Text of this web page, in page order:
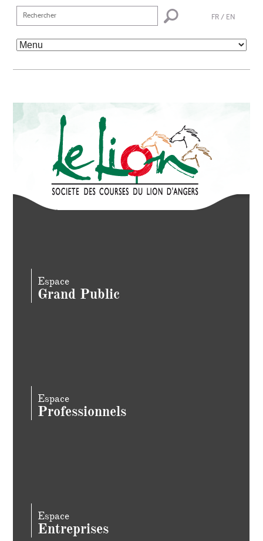
FR/ EN
Espace
Grand Public
Espace
Professionnels
Espace
Entreprises